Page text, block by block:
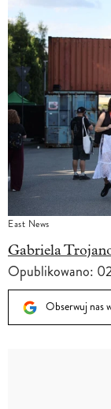
East News
Gabriela
Opublikowano:
Obserwuj nas